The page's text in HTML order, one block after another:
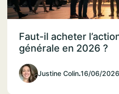
Faut-il acheter
générale en 2026 ?
Justine Colin.16/06/2026